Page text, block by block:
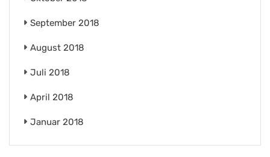
September 2018
August 2018
Juli 2018
April 2018
Januar 2018